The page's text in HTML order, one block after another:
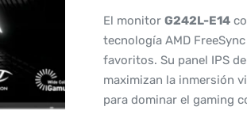
El monitor G242L-E14
tecnología AMD
favoritos. Su panel IPS
maximizan la inmersión
para dominar el gaming